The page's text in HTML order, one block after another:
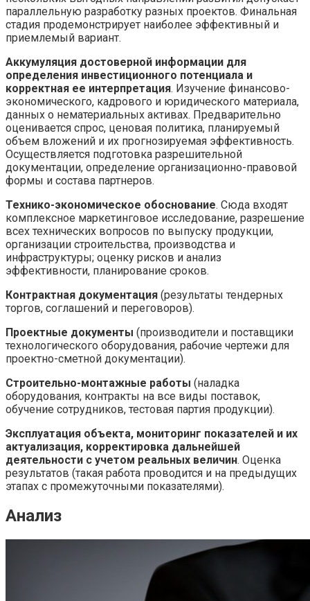
параллельную разработку разных проектов. Финальная
стадия продемонстрирует наиболее эффективный и
приемлемый вариант.
Аккумуляция достоверной информации для
определения инвестиционного потенциала и
корректная ее интерпретация. Изучение финансово-
экономического, кадрового и юридического материала,
данных о нематериальных активах. Предварительно
оценивается спрос, ценовая политика, планируемый
объем вложений и их прогнозируемая эффективность.
Осуществляется подготовка разрешительной
документации, определение организационно-правовой
формы и состава партнеров.
Технико-экономическое обоснование. Сюда входят
комплексное маркетинговое исследование, разрешение
всех технических вопросов по выпуску продукции,
организации строительства, производства и
инфраструктуры; оценку рисков и анализ
эффективности, планирование сроков.
Контрактная документация (результаты тендерных
торгов, соглашений и переговоров).
Проектные документы (производители и поставщики
технологического оборудования, рабочие чертежи для
проектно-сметной документации).
Строительно-монтажные работы (наладка
оборудования, контракты на все виды поставок,
обучение сотрудников, тестовая партия продукции).
Эксплуатация объекта, мониторинг показателей и их
актуализация, корректировка дальнейшей
деятельности с учетом реальных величин. Оценка
результатов (такая работа проводится и на предыдущих
этапах с промежуточными показателями).
Анализ